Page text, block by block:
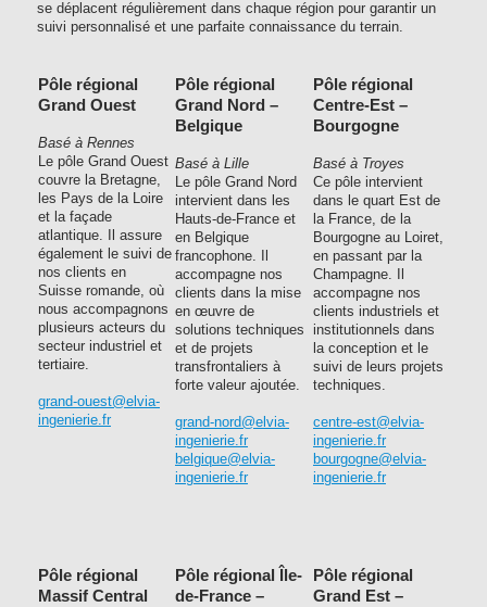
se déplacent régulièrement dans chaque région pour garantir un
suivi personnalisé et une parfaite connaissance du terrain.
Pôle régional
Grand Ouest
Basé à Rennes
Le pôle Grand Ouest
couvre la Bretagne,
les Pays de la Loire
et la façade
atlantique. Il assure
également le suivi de
nos clients en
Suisse romande, où
nous accompagnons
plusieurs acteurs du
secteur industriel et
tertiaire.
grand-ouest@elvia-
ingenierie.fr
Pôle régional
Grand Nord –
Belgique
Basé à Lille
Le pôle Grand Nord
intervient dans les
Hauts-de-France et
en Belgique
francophone. Il
accompagne nos
clients dans la mise
en œuvre de
solutions techniques
et de projets
transfrontaliers à
forte valeur ajoutée.
grand-nord@elvia-
ingenierie.fr
belgique@elvia-
ingenierie.fr
Pôle régional
Centre-Est –
Bourgogne
Basé à Troyes
Ce pôle intervient
dans le quart Est de
la France, de la
Bourgogne au Loiret,
en passant par la
Champagne. Il
accompagne nos
clients industriels et
institutionnels dans
la conception et le
suivi de leurs projets
techniques.
centre-est@elvia-
ingenierie.fr
bourgogne@elvia-
ingenierie.fr
Pôle régional
Massif Central
Pôle régional Île-
de-France –
Pôle régional
Grand Est –